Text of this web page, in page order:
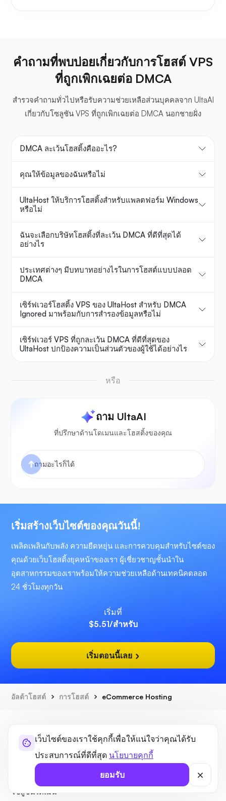
เว็บไซต์ของเราใช้คุกกี้เพื่อให้แน่ใจว่าคุณได้รับ
ประสบการณ์ที่ดีที่สุด นโยบายคุกกี้
ยอมรับ
คำถามที่พบบ่อยเกี่ยวกับการโฮสต์ VPS
ที่ถูกเพิกเฉยต่อ DMCA
สำรวจคำถามทั่วไปหรือรับความช่วยเหลือส่วนบุคคลจาก UltaAI
เกี่ยวกับโซลูชัน VPS ที่ถูกเพิกเฉยต่อ DMCA นอกชายฝั่ง
DMCA ละเว้นโฮสติ้งคืออะไร?
คุณให้ข้อมูลของฉันหรือไม่
UltaHost ให้บริการโฮสติ้งสำหรับแพลตฟอร์ม Windows
หรือไม่
ฉันจะเลือกบริษัทโฮสติ้งที่ละเว้น DMCA ที่ดีที่สุดได้
อย่างไร
ประเทศต่างๆ มีบทบาทอย่างไรในการโฮสต์แบบปลอด
DMCA
เซิร์ฟเวอร์โฮสติ้ง VPS ของ UltaHost สำหรับ DMCA
Ignored มาพร้อมกับการสำรองข้อมูลหรือไม่
เซิร์ฟเวอร์ VPS ที่ถูกละเว้น DMCA ที่ดีที่สุดของ
UltaHost ปกป้องความเป็นส่วนตัวของผู้ใช้ได้อย่างไร
หรือ
ถาม UltaAI
ที่ปรึกษาด้านโดเมนและโฮสติ้งของคุณ
เริ่มสร้างเว็บไซต์ของคุณวันนี้!
เพลิดเพลินกับพลัง ความยืดหยุ่น และการควบคุมสำหรับไซต์ของ
คุณด้วยเว็บโฮสติ้งยุคหน้าของเรา ผู้เชี่ยวชาญชั้นนำใน
อุตสาหกรรมของเราพร้อมให้ความช่วยเหลือด้านเทคนิคตลอด
24 ชั่วโมงทุกวัน
เริ่มที่
$5.51/สำหรับ
เริ่มตอนนี้เลย
อัลต้าโฮสต์ การโฮสต์ eCommerce Hosting
โซลูชั่นโดเมน